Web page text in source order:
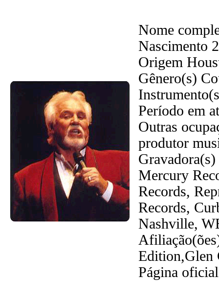
Nome
Nascimento
Origem
Gênero(s)
Período em
Outras
produtor
Mercury
Records,
Records,
Nashville,
Edition,Glen
Página